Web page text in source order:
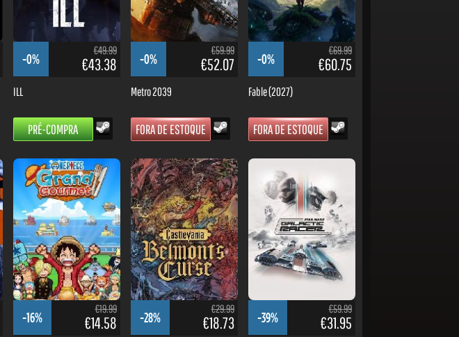
-0%
€49.99
€43.38
ILL
PRÉ-COMPRA
-0%
€59.99
€52.07
Metro 2039
FORA DE ESTOQUE
-0%
€69.99
€60.75
Fable (2027)
FORA DE ESTOQUE
-16%
€19.99
€14.58 -28%
€29.99
€18.73 -39%
€59.99
€31.95